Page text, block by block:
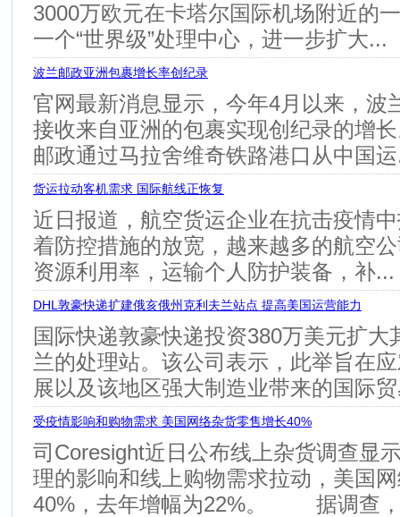
3000万欧元在卡塔尔国际机场附近的
一个“世界级”处理中心，进一步扩大...
波兰邮政亚洲包裹增长率创纪录
官网最新消息显示，今年4月以来，波
接收来自亚洲的包裹实现创纪录的
邮政通过马拉舍维奇铁路港口从中国
货运拉动客机需求 国际航线正恢复
近日报道，航空货运企业在抗击疫情
着防控措施的放宽，越来越多的航空
资源利用率，运输个人防护装备，补...
DHL敦豪快递扩建俄亥俄州克利夫兰站点 提高美国运营能力
国际快递敦豪快递投资380万美元扩大
兰的处理站。该公司表示，此举旨在
展以及该地区强大制造业带来的国际
受疫情影响和购物需求 美国网络杂货零售增长40%
司Coresight近日公布线上杂货调查显
理的影响和线上购物需求拉动，美国
40%，去年增幅为22%。 据调查